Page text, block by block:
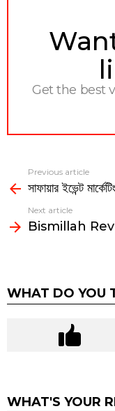
Get the best
more
Previous article
সাফায়ার ইভেন্ট
Next article
Bismillah
WHAT DO YOU
WHAT'S YOUR